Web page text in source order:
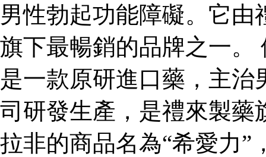
男性勃起功能障礙。它
旗下最暢銷的品牌之一。
是一款原研進口藥，主
司研發生產，是禮來製藥
拉非的商品名為“希愛力”